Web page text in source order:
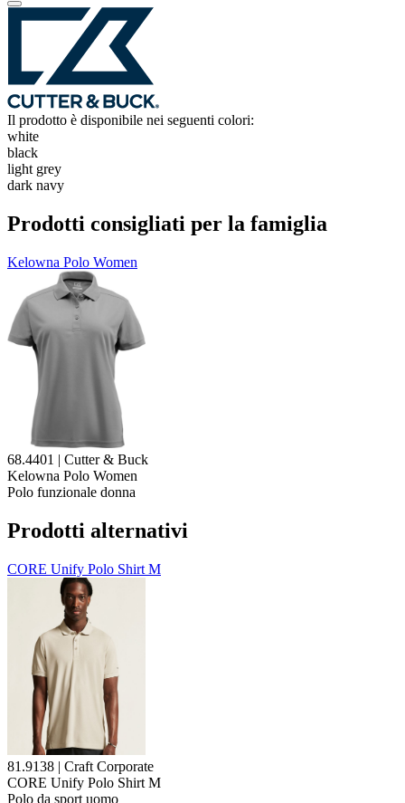
Il prodotto è disponibile nei seguenti colori:
white
black
light grey
dark navy
Prodotti consigliati per la famiglia
Kelowna Polo Women
68.4401 | Cutter & Buck
Kelowna Polo Women
Polo funzionale donna
Prodotti alternativi
CORE Unify Polo Shirt M
81.9138 | Craft Corporate
CORE Unify Polo Shirt M
Polo da sport uomo